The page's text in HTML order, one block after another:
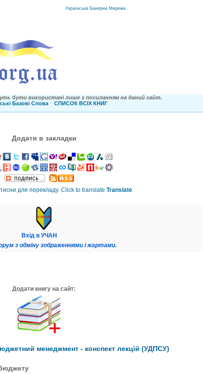
Українська Банерна Мережа
бути використані лише з посиланням на даний сайт.
Базові Слова СПИСОК ВСІХ КНИГ
Додати в закладки
Translate
Вхід в УЧАН
з обміну зображеннями і жартами.
Додати книгу на сайт:
менеджмент - конспект лекцій (УДПСУ)